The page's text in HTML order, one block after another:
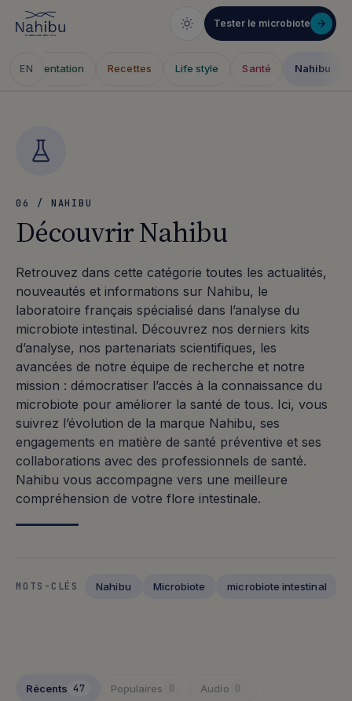
contenu
Tester le microbiote
EN
Alimentation Recettes Life style Santé Nahibu
06 / NAHIBU
Découvrir Nahibu
Retrouvez dans cette catégorie toutes les actualités,
nouveautés et informations sur Nahibu, le
laboratoire français spécialisé dans l’analyse du
microbiote intestinal. Découvrez nos derniers kits
d’analyse, nos partenariats scientifiques, les
avancées de notre équipe de recherche et notre
mission : démocratiser l’accès à la connaissance du
microbiote pour améliorer la santé de tous. Ici, vous
suivrez l’évolution de la marque Nahibu, ses
engagements en matière de santé préventive et ses
collaborations avec des professionnels de santé.
Nahibu vous accompagne vers une meilleure
compréhension de votre flore intestinale.
MOTS-CLÉS Nahibu Microbiote microbiote intestinal
Articles publiés
Récents 47 Populaires 0 Audio 0